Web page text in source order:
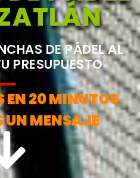
DE PÁDEL AL
PRESUPUESTO
EN 20 MINUTOS
MENSAJE